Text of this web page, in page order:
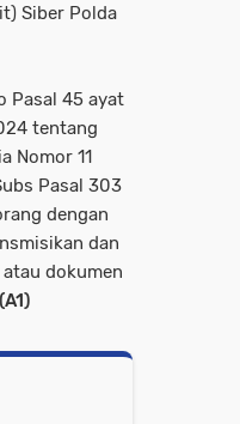
Siber Polda
Pasal 45 ayat
tentang
Nomor 11
Pasal 303
dengan
dan
dokumen
(A1)